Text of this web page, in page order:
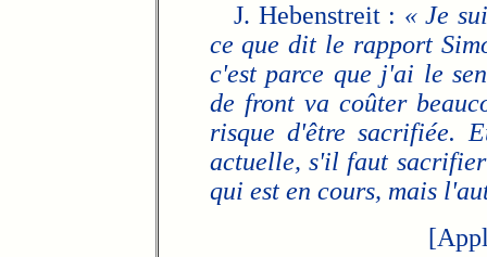
J. Hebenstreit : « Je
ce que dit le rapport
c'est parce que j'ai le
de front va coûter
risque d'être sacrifiée.
actuelle, s'il faut
qui est en cours, mais